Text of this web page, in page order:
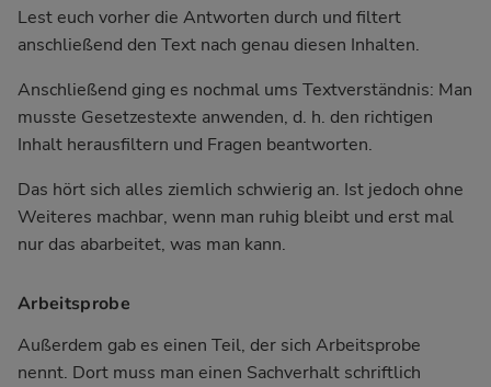
Lest euch vorher die Antworten durch und filtert
anschließend den Text nach genau diesen Inhalten.
Anschließend ging es nochmal ums Textverständnis: Man
musste Gesetzestexte anwenden, d. h. den richtigen
Inhalt herausfiltern und Fragen beantworten.
Das hört sich alles ziemlich schwierig an. Ist jedoch ohne
Weiteres machbar, wenn man ruhig bleibt und erst mal
nur das abarbeitet, was man kann.
Arbeitsprobe
Außerdem gab es einen Teil, der sich Arbeitsprobe
nennt. Dort muss man einen Sachverhalt schriftlich